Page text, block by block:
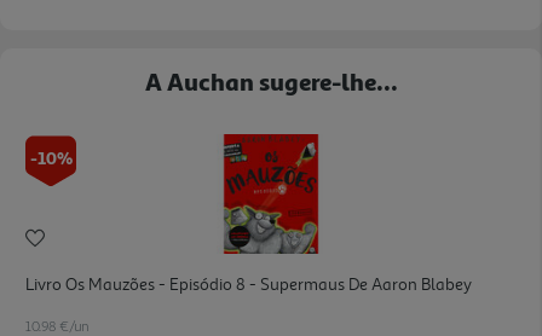
A Auchan sugere-lhe...
-10%
Livro Os Mauzões - Episódio 8 - Supermaus De Aaron Blabey
10.98 €/un